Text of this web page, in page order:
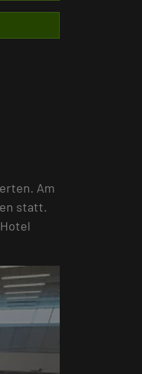
Am
statt.